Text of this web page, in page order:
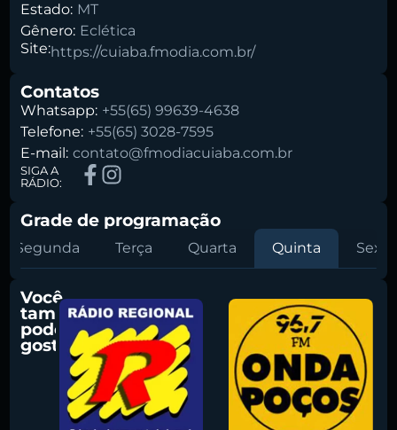
Estado: MT
Gênero: Eclética
Site:https://cuiaba.fmodia.com.br/
Contatos
Whatsapp: +55(65) 99639-4638
Telefone: +55(65) 3028-7595
E-mail: contato@fmodiacuiaba.com.br
SIGA A
RÁDIO:
Grade de programação
Segunda Terça Quarta Quinta Sexta
Você
também
pode
gostar